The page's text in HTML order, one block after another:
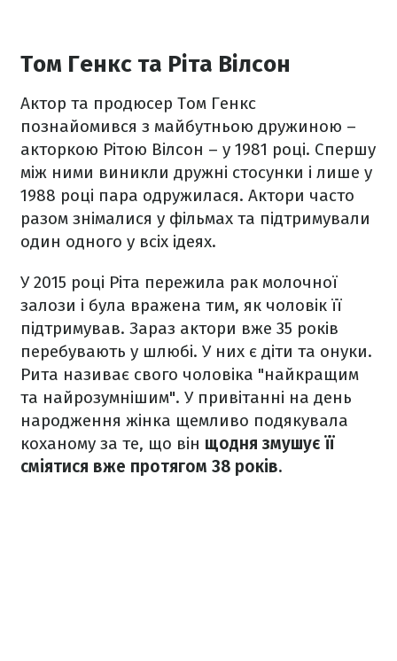
Том Генкс та Ріта Вілсон
Актор та продюсер Том Генкс
познайомився з майбутньою дружиною –
акторкою Рітою Вілсон – у 1981 році. Спершу
між ними виникли дружні стосунки і лише у
1988 році пара одружилася. Актори часто
разом знімалися у фільмах та підтримували
один одного у всіх ідеях.
У 2015 році Ріта пережила рак молочної
залози і була вражена тим, як чоловік її
підтримував. Зараз актори вже 35 років
перебувають у шлюбі. У них є діти та онуки.
Рита називає свого чоловіка "найкращим
та найрозумнішим". У привітанні на день
народження жінка щемливо подякувала
коханому за те, що він щодня змушує її
сміятися вже протягом 38 років.